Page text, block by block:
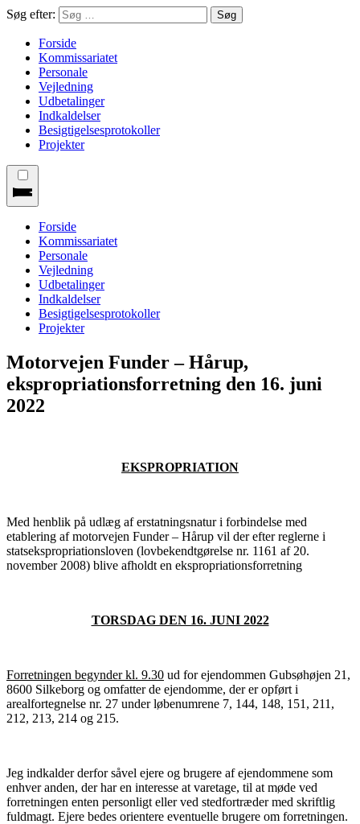
Søg efter:
Forside
Kommissariatet
Personale
Vejledning
Udbetalinger
Indkaldelser
Besigtigelsesprotokoller
Projekter
Forside
Kommissariatet
Personale
Vejledning
Udbetalinger
Indkaldelser
Besigtigelsesprotokoller
Projekter
Motorvejen Funder – Hårup,
ekspropriationsforretning den 16. juni
2022
EKSPROPRIATION
Med henblik på udlæg af erstatningsnatur i forbindelse med
etablering af motorvejen Funder – Hårup vil der efter reglerne i
statsekspropriationsloven (lovbekendtgørelse nr. 1161 af 20.
november 2008) blive afholdt en ekspropriationsforretning
TORSDAG DEN 16. JUNI 2022
Forretningen begynder kl. 9.30 ud for ejendommen Gubsøhøjen 21,
8600 Silkeborg og omfatter de ejendomme, der er opført i
arealfortegnelse nr. 27 under løbenumrene 7, 144, 148, 151, 211,
212, 213, 214 og 215.
Jeg indkalder derfor såvel ejere og brugere af ejendommene som
enhver anden, der har en interesse at varetage, til at møde ved
forretningen enten personligt eller ved stedfortræder med skriftlig
fuldmagt. Ejere bedes orientere eventuelle brugere om forretningen.